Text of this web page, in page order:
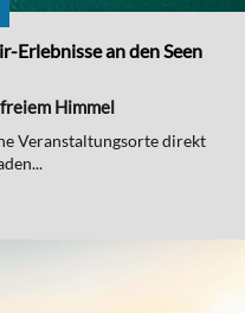
Erlebnisse an den Seen
Himmel
Veranstaltungsorte direkt